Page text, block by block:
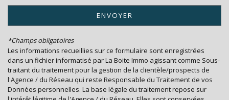
Habitants de 25 à 55 ans
34,76 %
Nombre d'enfants par famille
Familles sans enfant
59,64 %
Familles avec 1 ou 2 enfants
5,06 %
Maisons
37,23 %
ENVOYER
*Champs obligatoires
Les informations recueillies sur ce formulaire sont enregistrées
dans un fichier informatisé par La Boite Immo agissant comme Sous-
traitant du traitement pour la gestion de la clientèle/prospects de
l'Agence / du Réseau qui reste Responsable du Traitement de vos
Données personnelles. La base légale du traitement repose sur